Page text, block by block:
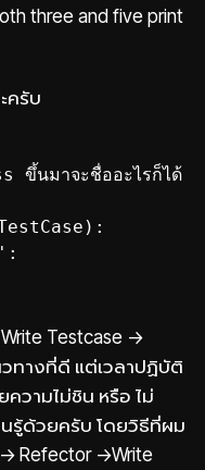
three and five print
ครับ
นมาจะชื่ออะไรก็ได้
Testcase ->
วทางที่ดี แต่เวลาปฏิบัติ
วามไม่ชิน หรือ ไม่
รู้ด้วยครับ โดยวิธีที่ผม
Refector ->Write